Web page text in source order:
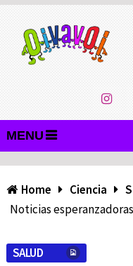
MENU
Home Ciencia
Noticias
SALUD